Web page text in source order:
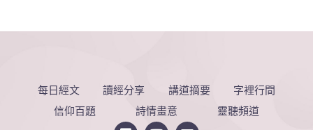
每日經文 讀經分享 講道摘要
字裡行間
信仰百題
詩情畫意 靈聽頻道